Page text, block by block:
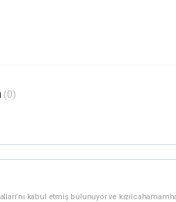
(0)
kabul etmiş bulunuyor ve